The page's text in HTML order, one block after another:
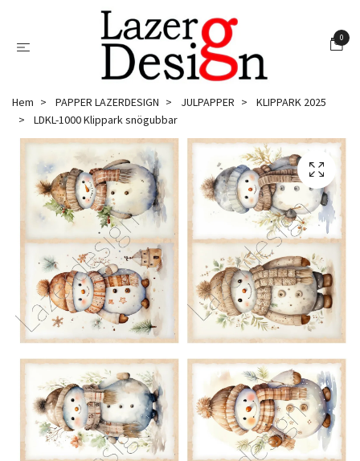
0
Hem PAPPER LAZERDESIGN JULPAPPER
KLIPPARK 2025
LDKL-1000 Klippark snögubbar